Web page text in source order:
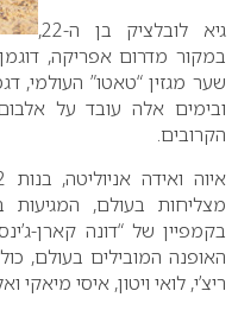
גיא לובלציק בן ה-,22
במקור מדרום אפריקה,
שער מגזין “טאטו” העולמי,
ובימים אלה עובד על
הקרובים.
מצליחות בעולם, המגיעות
בקמפיין של “דונה קארן-
האופנה המובילים בעולם,
ריצ’י, לואי ויטון, איסי מיאקי